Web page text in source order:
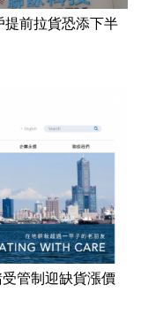
提前拉貨恐添下半
管制迎缺貨漲價